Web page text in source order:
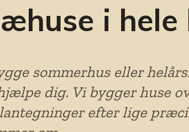
i hele
sommerhus eller
dig. Vi bygger huse
efter lige